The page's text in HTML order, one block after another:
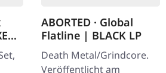
ABORTED · Global
Flatline | BLACK LP
Death Metal/Grindcore.
Veröffentlicht am